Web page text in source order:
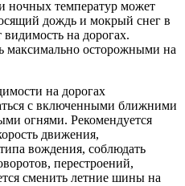
ночных температур может
дождь и мокрый снег в
видимость на дорогах.
максимально осторожными на
на дорогах
с включенными ближними
огнями. Рекомендуется
движения,
вождения, соблюдать
перестроений,
сменить летние шины на